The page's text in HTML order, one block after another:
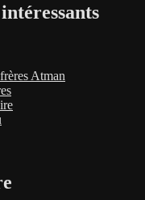
Atman